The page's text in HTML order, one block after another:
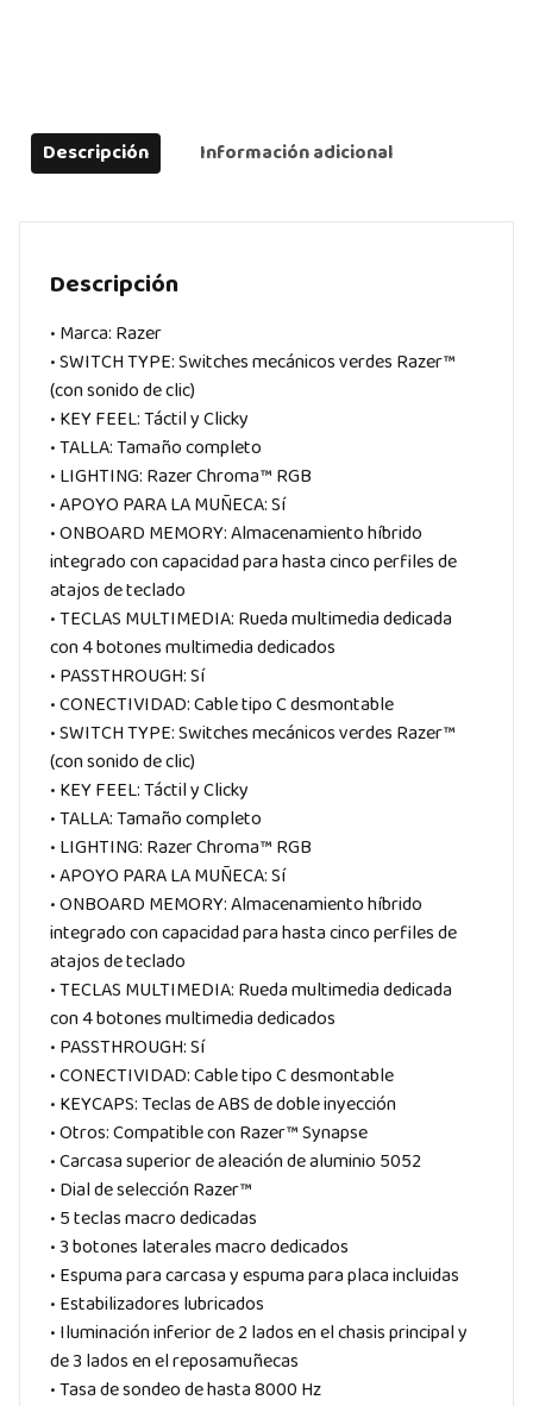
CHROMA
quantity
Descripción Información adicional
Descripción
• Marca: Razer
• SWITCH TYPE: Switches mecánicos verdes Razer™
(con sonido de clic)
• KEY FEEL: Táctil y Clicky
• TALLA: Tamaño completo
• LIGHTING: Razer Chroma™ RGB
• APOYO PARA LA MUÑECA: Sí
• ONBOARD MEMORY: Almacenamiento híbrido
integrado con capacidad para hasta cinco perfiles de
atajos de teclado
• TECLAS MULTIMEDIA: Rueda multimedia dedicada
con 4 botones multimedia dedicados
• PASSTHROUGH: Sí
• CONECTIVIDAD: Cable tipo C desmontable
• SWITCH TYPE: Switches mecánicos verdes Razer™
(con sonido de clic)
• KEY FEEL: Táctil y Clicky
• TALLA: Tamaño completo
• LIGHTING: Razer Chroma™ RGB
• APOYO PARA LA MUÑECA: Sí
• ONBOARD MEMORY: Almacenamiento híbrido
integrado con capacidad para hasta cinco perfiles de
atajos de teclado
• TECLAS MULTIMEDIA: Rueda multimedia dedicada
con 4 botones multimedia dedicados
• PASSTHROUGH: Sí
• CONECTIVIDAD: Cable tipo C desmontable
• KEYCAPS: Teclas de ABS de doble inyección
• Otros: Compatible con Razer™ Synapse
• Carcasa superior de aleación de aluminio 5052
• Dial de selección Razer™
• 5 teclas macro dedicadas
• 3 botones laterales macro dedicados
• Espuma para carcasa y espuma para placa incluidas
• Estabilizadores lubricados
• Iluminación inferior de 2 lados en el chasis principal y
de 3 lados en el reposamuñecas
• Tasa de sondeo de hasta 8000 Hz